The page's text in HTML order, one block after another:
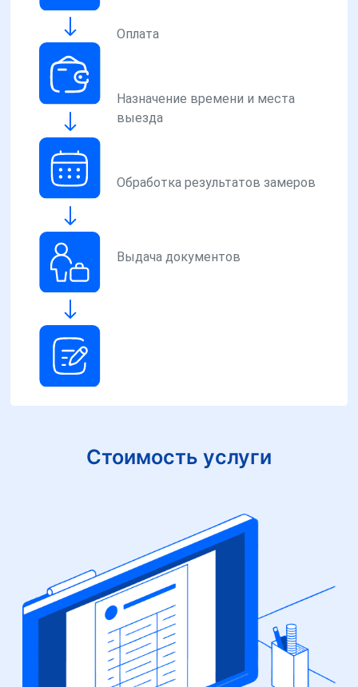
Оплата
Назначение времени и места
выезда
Обработка результатов замеров
Выдача документов
Стоимость услуги